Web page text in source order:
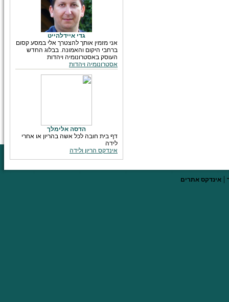
גדי איידלהייט
אני מזמין אותך להצטרך אלי במסע קסום
ברחבי היקום והאמונה. בבלוג החדש
העוסק באסטרונומיה ויהדות
אסטרונומיה ויהדות
הדסה אלימלך
דף בית חובה לכל אשה בהריון או אחרי
לידה
אינדקס הריון ולידה
| אינדקס אתרים